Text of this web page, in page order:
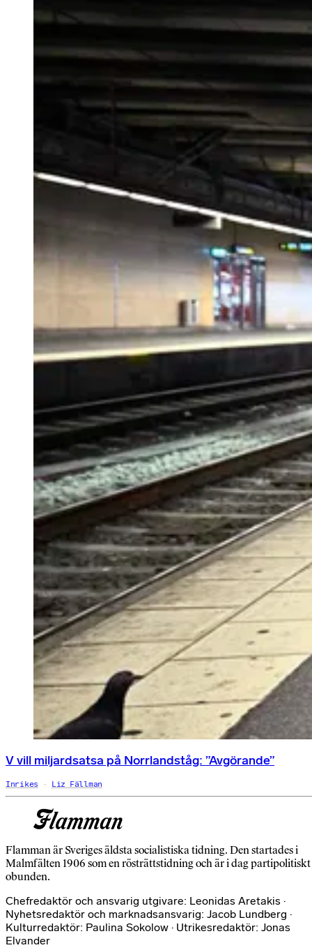
V vill miljardsatsa på Norrlandståg: ”Avgörande”
Inrikes Liz Fällman
Flamman är Sveriges äldsta socialistiska tidning. Den startades i
Malmfälten 1906 som en rösträttstidning och är i dag partipolitiskt
obunden.
Chefredaktör och ansvarig utgivare: Leonidas Aretakis ·
Nyhetsredaktör och marknadsansvarig: Jacob Lundberg ·
Kulturredaktör: Paulina Sokolow · Utrikesredaktör: Jonas
Elvander